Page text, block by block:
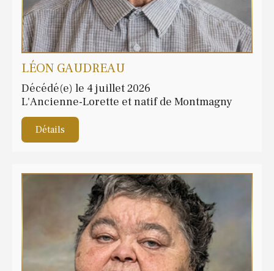
LÉON GAUDREAU
Décédé(e) le 4 juillet 2026
L'Ancienne-Lorette et natif de Montmagny
Détails